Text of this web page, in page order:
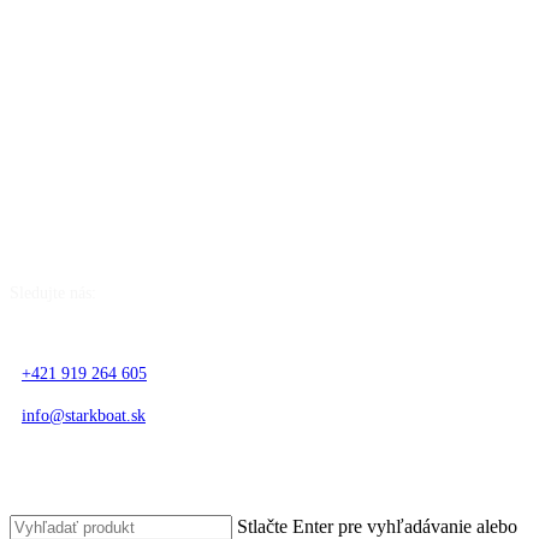
+421 919 264 605
info@starkboat.sk
Stlačte Enter pre vyhľadávanie alebo